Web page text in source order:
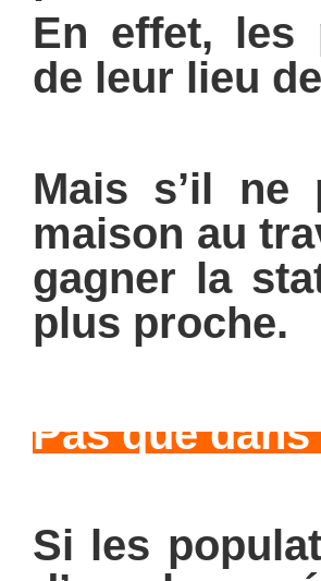
En effet, les
de leur lieu
Mais s’il ne
maison au
gagner la
plus proche.
Pas que
Si les